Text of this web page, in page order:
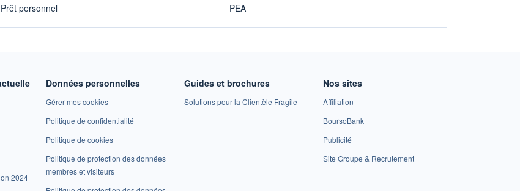
Prêt personnel
PEA
2024
Données personnelles
Gérer mes cookies
Politique de confidentialité
Politique de cookies
Politique de protection des données
membres et visiteurs
Guides et brochures
Solutions pour la Clientèle Fragile
Nos sites
Affiliation
BoursoBank
Publicité
Site Groupe & Recrutement